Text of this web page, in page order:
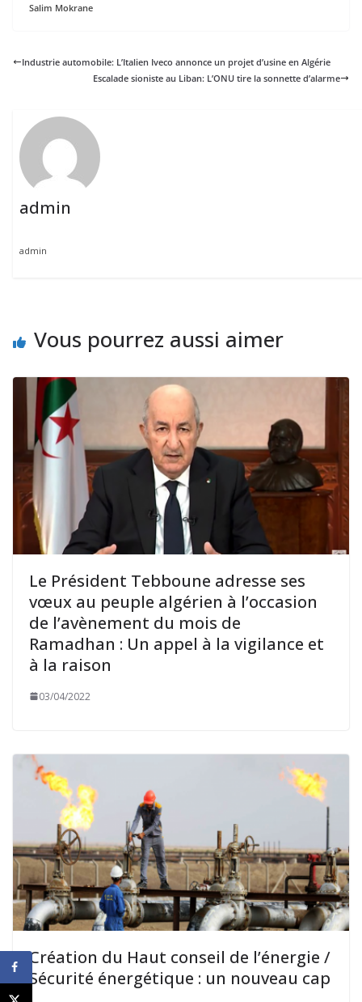
Salim Mokrane
Industrie automobile: L’Italien Iveco annonce un projet d’usine en Algérie
Escalade sioniste au Liban: L’ONU tire la sonnette d’alarme
admin
admin
Vous pourrez aussi aimer
Le Président Tebboune adresse ses
vœux au peuple algérien à l’occasion
de l’avènement du mois de
Ramadhan : Un appel à la vigilance et
à la raison
03/04/2022
Création du Haut conseil de l’énergie /
Sécurité énergétique : un nouveau cap